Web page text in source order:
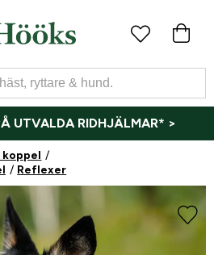
UTVALDA RIDHJÄLMAR* >
koppel
Reflexer